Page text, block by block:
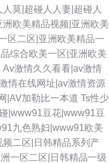
莫|超碰人人妻|超碰人
欧美精品视频|亚洲欧美
区二区|亚洲欧美精品一
综合欧美一区|亚洲欧美
Av激情久久看看|av激情
情在线网址|av激情资源
|AV加勒比一本道 Ts性少
|www91豆花|www91豆
九色熟妇|www91欧美
频二区|日韩精品系列产
一区二区|日韩精品一级